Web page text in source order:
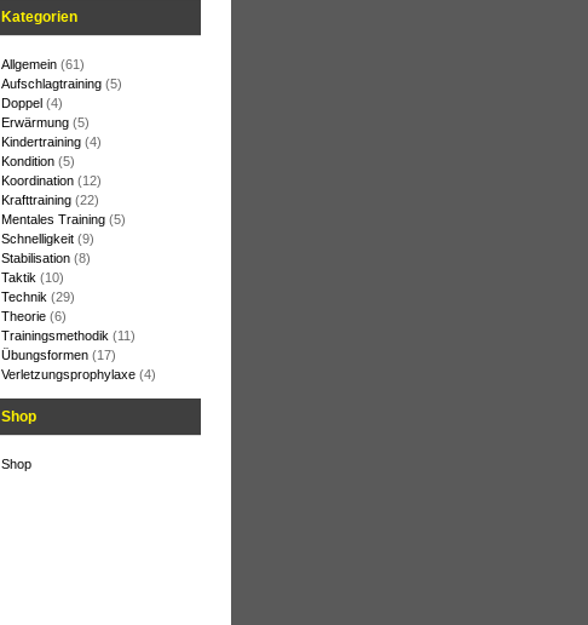
Kategorien
Allgemein(61)
Aufschlagtraining(5)
Doppel(4)
Erwärmung(5)
Kindertraining(4)
Kondition(5)
Koordination(12)
Krafttraining(22)
Mentales Training(5)
Schnelligkeit(9)
Stabilisation(8)
Taktik (10)
Technik (29)
Theorie(6)
Trainingsmethodik (11)
Übungsformen(17)
Verletzungsprophylaxe(4)
Shop
Shop